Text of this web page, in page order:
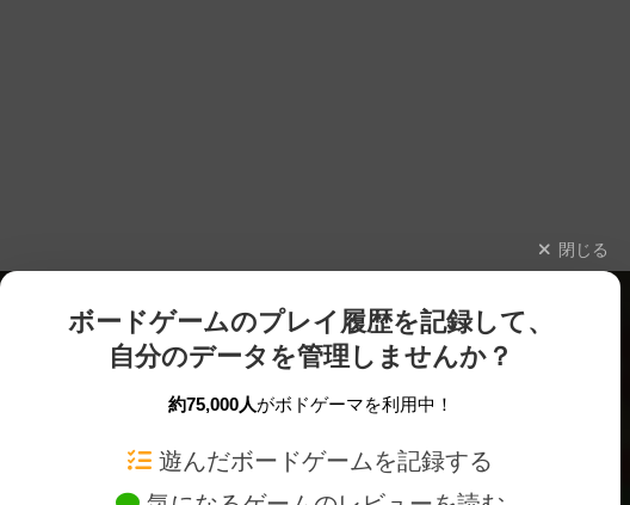
閉じる
ボードゲームのプレイ履歴を記録して、
自分のデータを管理しませんか？
約75,000人がボドゲーマを利用中！
遊んだボードゲームを記録する